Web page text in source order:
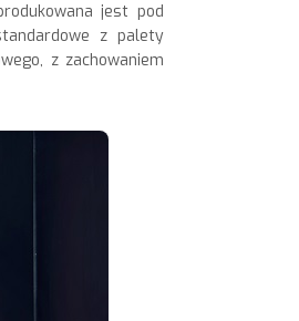
jest pod
z palety
z zachowaniem